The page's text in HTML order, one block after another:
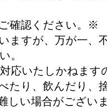
確認ください。※
ますが、万が一、
。
応いたしかねます
たり、飲んだり
しい場合がございま